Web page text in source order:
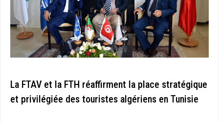
La FTAV et la FTH réaffirment la place stratégique
et privilégiée des touristes algériens en Tunisie